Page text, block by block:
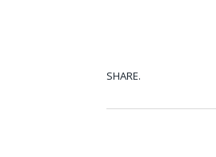
SHARE.